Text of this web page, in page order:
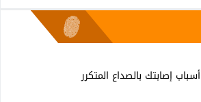
أسباب إصابتك بالصداع المتكرر